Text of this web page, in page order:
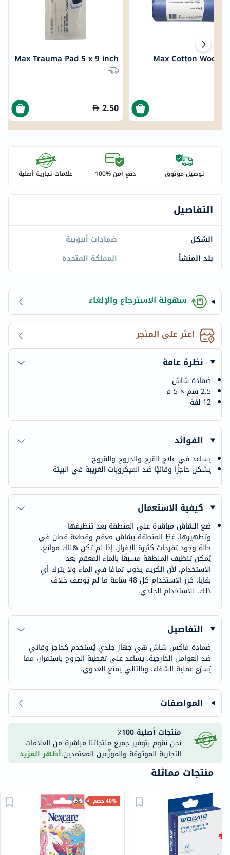
Max Trauma Pad 5 x 9 inch
2.50
Max Cotton Wool
توصيل موثوق دفع آمن %100 علامات تجارية أصلية
التفاصيل
الشكل
ضمادات أنبوبية
بلد المنشأ
المملكة المتحدة
سهولة الاسترجاع والإلغاء
اعثر على المتجر
نظرة عامة
ضمادة شاش
2.5 سم × 5 م
12 لفة
الفوائد
يساعد في علاج القرح والجروح والقروح
يشكل حاجزًا وقائيًا ضد الميكروبات الغريبة في البيئة
كيفية الاستعمال
ضع الشاش مباشرة على المنطقة بعد تنظيفها
وتطهيرها. غطِّ المنطقة بشاش معقم وقطعة قطن في
حالة وجود تقرحات كثيرة الإفراز. إذا لم تكن هناك موانع،
يُمكن تنظيف المنطقة مسبقًا بالماء المعقم بعد
الاستخدام، لأن الكريم يذوب تمامًا في الماء ولا يترك أي
بقايا. كرر الاستخدام كل 48 ساعة ما لم يُوصف خلاف
ذلك. للاستخدام الجلدي.
التفاصيل
ضمادة ماكس شاش هي جهاز جلدي يُستخدم كحاجز وقائي
ضد العوامل الخارجية. يساعد على تغطية الجروح باستمرار، مما
يُسرّع عملية الشفاء، وبالتالي يمنع العدوى.
المواصفات
منتجات أصلية 100٪
نحن نقوم بتوفير جميع منتجاتنا مباشرة من العلامات
التجارية الموثوقة والموزّعين المعتمدين.أظهر المزيد
منتجات مماثلة
40% خصم